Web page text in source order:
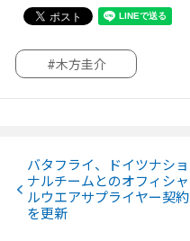
#木方圭介
バタフライ、ドイツナショ
ナルチームとのオフィシャ
ルウエアサプライヤー契約
を更新